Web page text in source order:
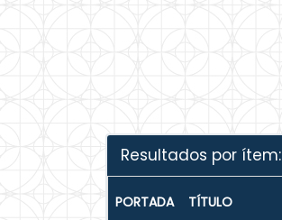
Resultados por ítem:
PORTADA TÍTULO